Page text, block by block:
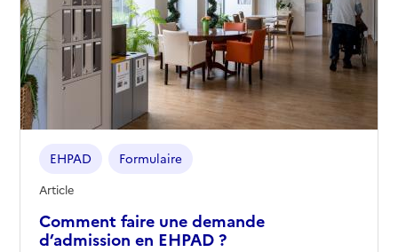
Site internet
Rapport HAS
Voir les prix et prestations
Source des données : Finess n° 750828709
Mis à jour le : 29/04/2026
75020
01 44 62 36 00
Comment faire une demande
d’admission en EHPAD ?
EHPAD Formulaire
Article